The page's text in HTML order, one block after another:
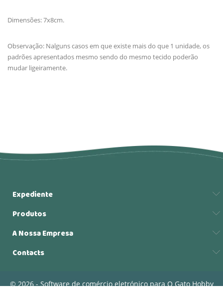
Dimensões: 7x8cm.
Observação: Nalguns casos em que existe mais do que 1 unidade, os
padrões apresentados mesmo sendo do mesmo tecido poderão
mudar ligeiramente.
Expediente
Produtos
A Nossa Empresa
Contacts
© 2026 - Software de comércio eletrónico para O Gato Hobby